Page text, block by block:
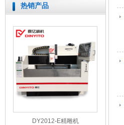
热销产品
DY2012-E精雕机